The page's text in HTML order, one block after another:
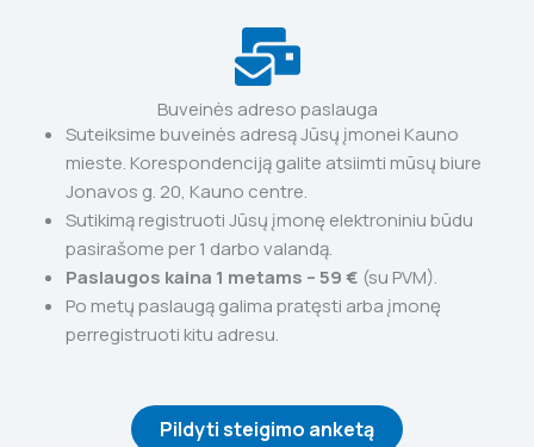
Buveinės adreso paslauga
Suteiksime buveinės adresą Jūsų įmonei Kauno
mieste. Korespondenciją galite atsiimti mūsų biure
Jonavos g. 20, Kauno centre.
Sutikimą registruoti Jūsų įmonę elektroniniu būdu
pasirašome per 1 darbo valandą.
Paslaugos kaina 1 metams – 59 € (su PVM).
Po metų paslaugą galima pratęsti arba įmonę
perregistruoti kitu adresu.
Pildyti steigimo anketą